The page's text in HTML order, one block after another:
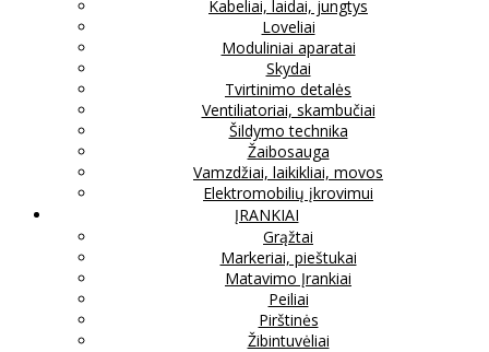
Kabeliai, laidai, jungtys
Loveliai
Moduliniai aparatai
Skydai
Tvirtinimo detalės
Ventiliatoriai, skambučiai
Šildymo technika
Žaibosauga
Vamzdžiai, laikikliai, movos
Elektromobilių įkrovimui
ĮRANKIAI
Grąžtai
Markeriai, pieštukai
Matavimo Įrankiai
Peiliai
Pirštinės
Žibintuvėliai